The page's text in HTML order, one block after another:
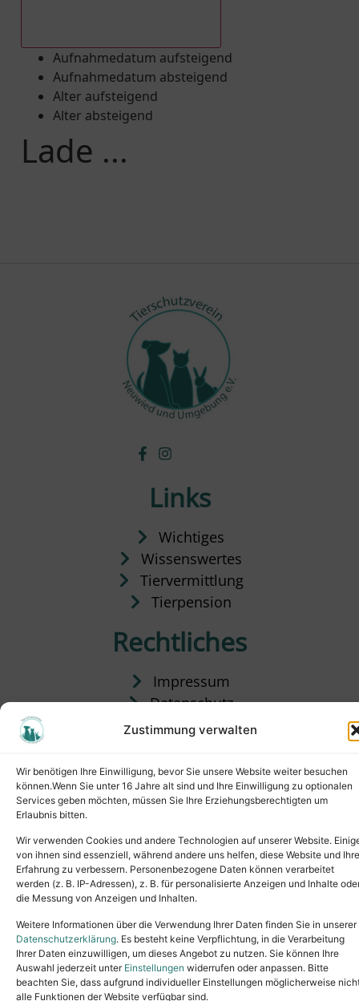
Zustimmung verwalten
Wir benötigen Ihre Einwilligung, bevor Sie unsere Website weiter besuchen
können.Wenn Sie unter 16 Jahre alt sind und Ihre Einwilligung zu optionalen
Services geben möchten, müssen Sie Ihre Erziehungsberechtigten um
Erlaubnis bitten.
Wir verwenden Cookies und andere Technologien auf unserer Website.
von ihnen sind essenziell, während andere uns helfen, diese Website und Ihre
Erfahrung zu verbessern. Personenbezogene Daten können verarbeitet
werden (z. B. IP-Adressen), z. B. für personalisierte Anzeigen und Inhalte
die Messung von Anzeigen und Inhalten.
Weitere Informationen über die Verwendung Ihrer Daten finden Sie in unserer
Datenschutzerklärung. Es besteht keine Verpflichtung, in die Verarbeitung
Ihrer Daten einzuwilligen, um dieses Angebot zu nutzen. Sie können Ihre
Auswahl jederzeit unter Einstellungen widerrufen oder anpassen. Bitte
beachten Sie, dass aufgrund individueller Einstellungen möglicherweise
alle Funktionen der Website verfügbar sind.
Aufnahmedatum aufsteigend
Aufnahmedatum absteigend
Alter aufsteigend
Alter absteigend
Lade ...
Links
Wichtiges
Wissenswertes
Tiervermittlung
Tierpension
Rechtliches
Impressum
Datenschutz
Satzung
Copyright © 2024. All rights reserved.
Tel.: (02631) 55356buero@tierheim-neuwied.de
Ludwigshof 1, 56567 Neuwied